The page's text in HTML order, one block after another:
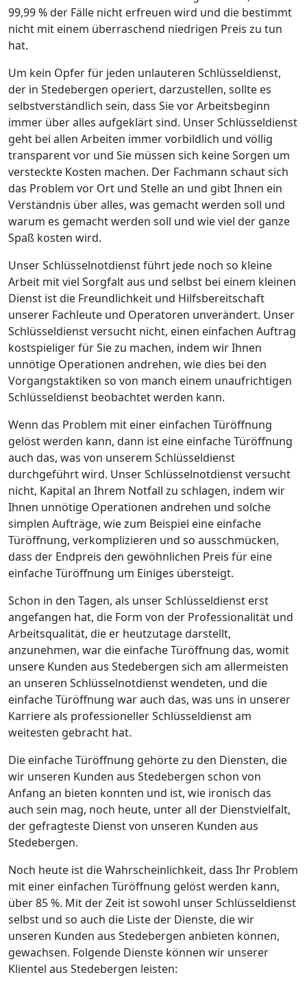
99,99 % der Fälle nicht erfreuen wird und die bestimmt
nicht mit einem überraschend niedrigen Preis zu tun
hat.
Um kein Opfer für jeden unlauteren Schlüsseldienst,
der in Stedebergen operiert, darzustellen, sollte es
selbstverständlich sein, dass Sie vor Arbeitsbeginn
immer über alles aufgeklärt sind. Unser Schlüsseldienst
geht bei allen Arbeiten immer vorbildlich und völlig
transparent vor und Sie müssen sich keine Sorgen um
versteckte Kosten machen. Der Fachmann schaut sich
das Problem vor Ort und Stelle an und gibt Ihnen ein
Verständnis über alles, was gemacht werden soll und
warum es gemacht werden soll und wie viel der ganze
Spaß kosten wird.
Unser Schlüsselnotdienst führt jede noch so kleine
Arbeit mit viel Sorgfalt aus und selbst bei einem kleinen
Dienst ist die Freundlichkeit und Hilfsbereitschaft
unserer Fachleute und Operatoren unverändert. Unser
Schlüsseldienst versucht nicht, einen einfachen Auftrag
kostspieliger für Sie zu machen, indem wir Ihnen
unnötige Operationen andrehen, wie dies bei den
Vorgangstaktiken so von manch einem unaufrichtigen
Schlüsseldienst beobachtet werden kann.
Wenn das Problem mit einer einfachen Türöffnung
gelöst werden kann, dann ist eine einfache Türöffnung
auch das, was von unserem Schlüsseldienst
durchgeführt wird. Unser Schlüsselnotdienst versucht
nicht, Kapital an Ihrem Notfall zu schlagen, indem wir
Ihnen unnötige Operationen andrehen und solche
simplen Aufträge, wie zum Beispiel eine einfache
Türöffnung, verkomplizieren und so ausschmücken,
dass der Endpreis den gewöhnlichen Preis für eine
einfache Türöffnung um Einiges übersteigt.
Schon in den Tagen, als unser Schlüsseldienst erst
angefangen hat, die Form von der Professionalität und
Arbeitsqualität, die er heutzutage darstellt,
anzunehmen, war die einfache Türöffnung das, womit
unsere Kunden aus Stedebergen sich am allermeisten
an unseren Schlüsselnotdienst wendeten, und die
einfache Türöffnung war auch das, was uns in unserer
Karriere als professioneller Schlüsseldienst am
weitesten gebracht hat.
Die einfache Türöffnung gehörte zu den Diensten, die
wir unseren Kunden aus Stedebergen schon von
Anfang an bieten konnten und ist, wie ironisch das
auch sein mag, noch heute, unter all der Dienstvielfalt,
der gefragteste Dienst von unseren Kunden aus
Stedebergen.
Noch heute ist die Wahrscheinlichkeit, dass Ihr Problem
mit einer einfachen Türöffnung gelöst werden kann,
über 85 %. Mit der Zeit ist sowohl unser Schlüsseldienst
selbst und so auch die Liste der Dienste, die wir
unseren Kunden aus Stedebergen anbieten können,
gewachsen. Folgende Dienste können wir unserer
Klientel aus Stedebergen leisten: